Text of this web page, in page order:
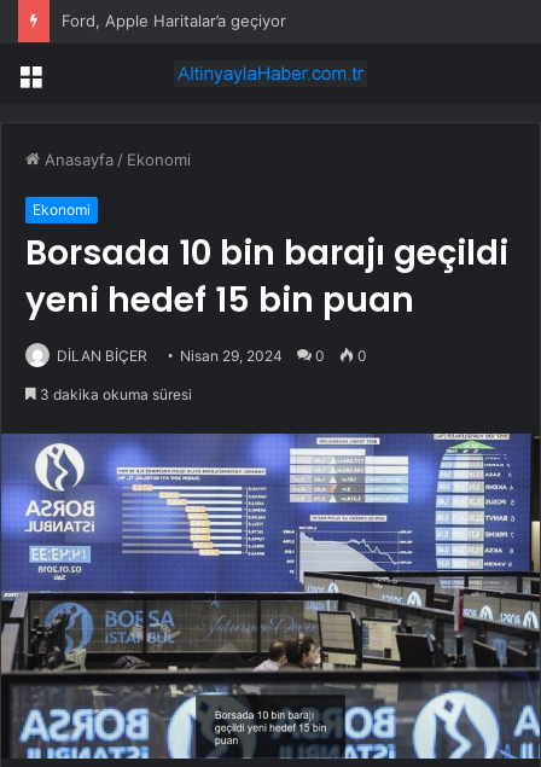
Menü
Anasayfa / Ekonomi
Ekonomi
Borsada 10 bin barajı geçildi
yeni hedef 15 bin puan
DİLAN BİÇER Nisan 29, 2024 0 0
3 dakika okuma süresi